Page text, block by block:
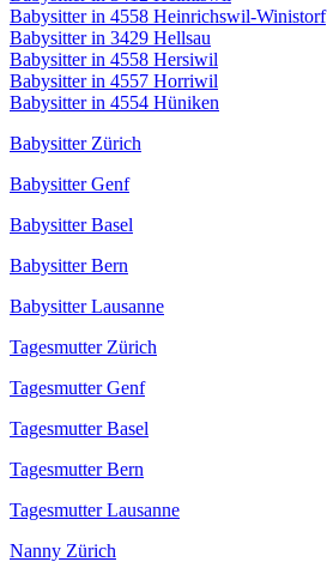
Babysitter in 4558 Heinrichswil-Winistorf
Babysitter in 3429 Hellsau
Babysitter in 4558 Hersiwil
Babysitter in 4557 Horriwil
Babysitter in 4554 Hüniken
Babysitter Zürich
Babysitter Genf
Babysitter Basel
Babysitter Bern
Babysitter Lausanne
Tagesmutter Zürich
Tagesmutter Genf
Tagesmutter Basel
Tagesmutter Bern
Tagesmutter Lausanne
Nanny Zürich